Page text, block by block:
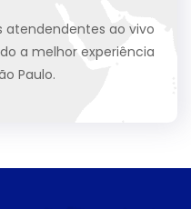
atendendentes ao vivo
a melhor experiência
Paulo.